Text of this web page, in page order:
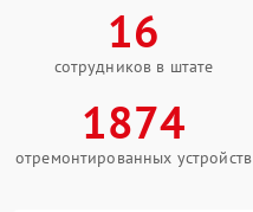
16
сотрудников в штате
1874
отремонтированных устройств